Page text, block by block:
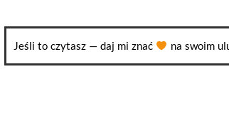
Jeśli to czytasz — daj mi znać na swoim